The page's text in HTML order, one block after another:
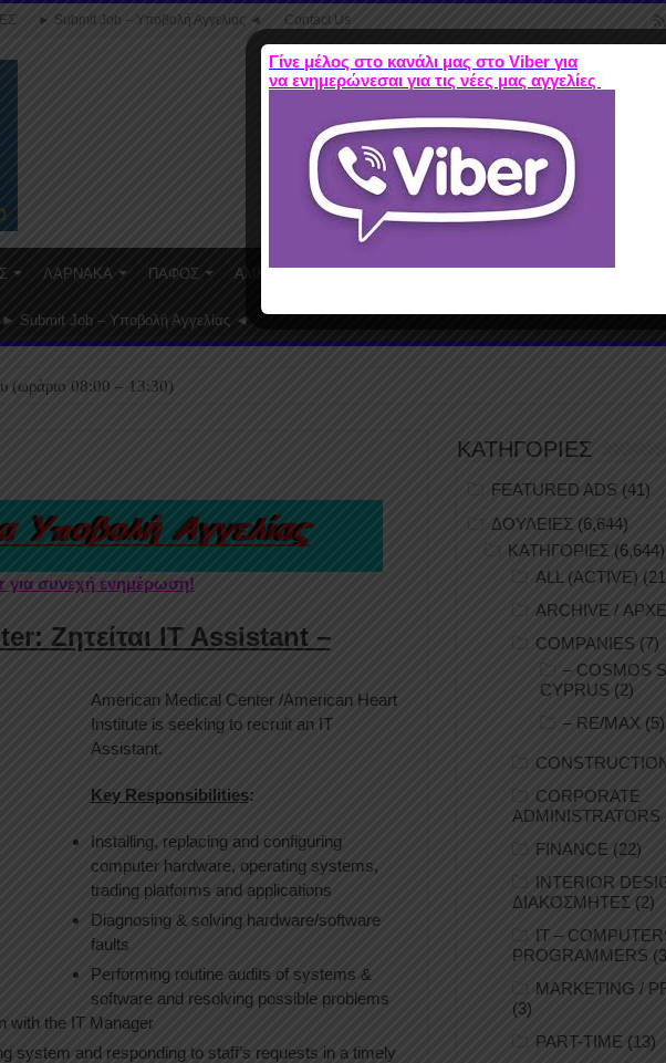
► Submit Job – Υποβολή Αγγελίας ◄ Contact Us
ΛΑΡΝΑΚΑ ΠΑΦΟΣ ΑΜΜΟΧΩΣΤΟΣ
► Submit Job – Υποβολή Αγγελίας ◄
(ωράριο 08:00 – 13:30)
για συνεχή ενημέρωση!
Ζητείται IT Assistant –
American Medical Center /American Heart
Institute is seeking to recruit an IT
Assistant.
Key Responsibilities:
Installing, replacing and configuring
computer hardware, operating systems,
trading platforms and applications
Diagnosing & solving hardware/software
faults
Performing routine audits of systems &
software and resolving possible problems
with the IT Manager
system and responding to staff’s requests in a timely
ΚΑΤΗΓΟΡΙΕΣ
FEATURED ADS (41)
ΔΟΥΛΕΙΕΣ (6,644)
ΚΑΤΗΓΟΡΙΕΣ (6,644)
ALL (ACTIVE)
ARCHIVE /
COMPANIES (7)
– COSMOS
CYPRUS (2)
– RE/MAX (5)
CORPORATE
ADMINISTRATORS
FINANCE (22)
INTERIOR
ΔΙΑΚΟΣΜΗΤΕΣ (2)
IT –
PROGRAMMERS
MARKETING /
(3)
PART-TIME (13)
Γίνε μέλος στο κανάλι μας στο Viber για
να ενημερώνεσαι για τις νέες μας αγγελίες